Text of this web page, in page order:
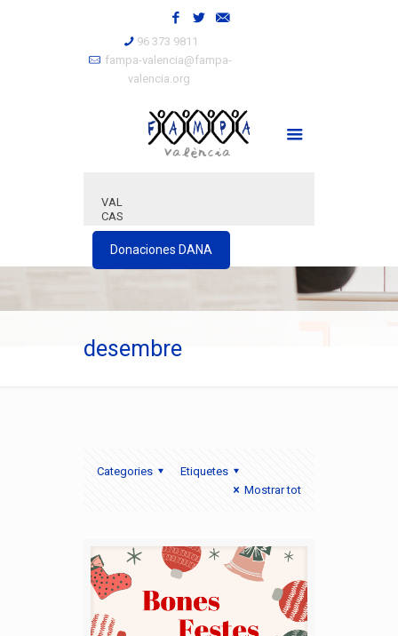
96 373 9811
fampa-valencia@fampa-
valencia.org
VAL
CAS
Donaciones DANA
desembre
Categories
Etiquetes
Mostrar tot